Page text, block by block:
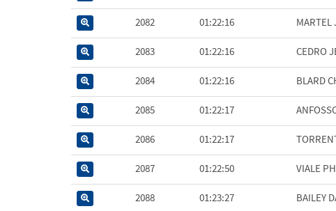
2082 01:22:16 MARTEL
2083 01:22:16 CEDRO
2084 01:22:16 BLARD
2085 01:22:17
2086 01:22:17
2087 01:22:50 VIALE
2088 01:23:27 BAILEY